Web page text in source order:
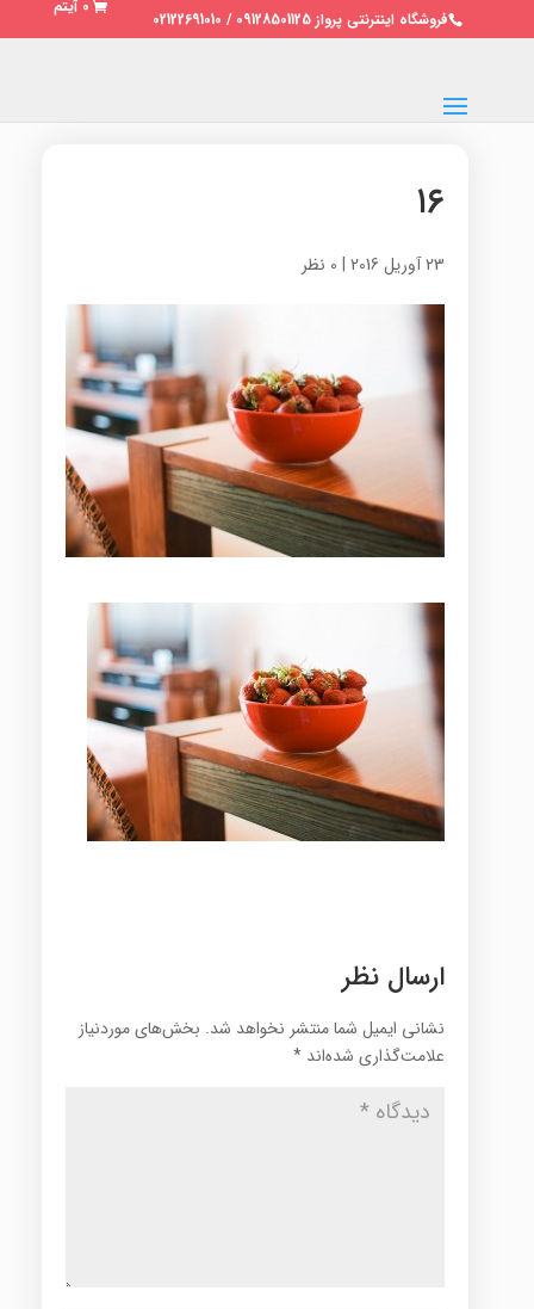
فروشگاه اینترنتی پرواز 09128501125 / 02122691010
0 آیتم
۱۶
23 آوریل 2016 | 0 نظر
ارسال نظر
نشانی ایمیل شما منتشر نخواهد شد. بخش‌های موردنیاز
علامت‌گذاری شده‌اند *